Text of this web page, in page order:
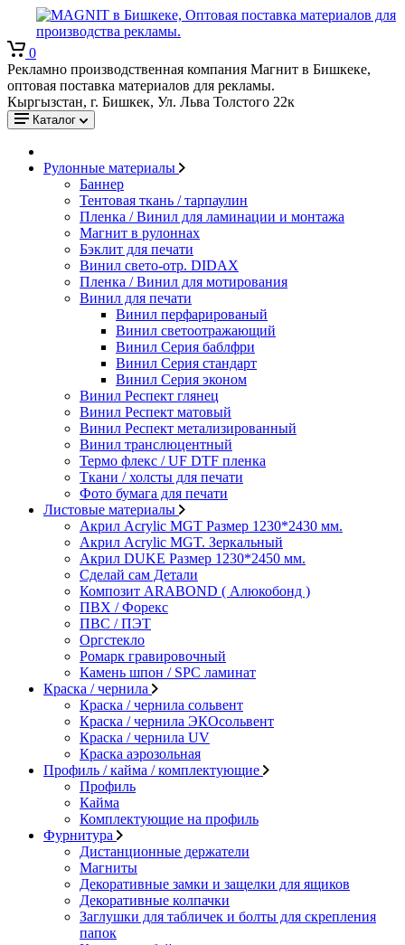
0
Рекламно производственная компания Магнит в Бишкеке,
оптовая поставка материалов для рекламы.
Кыргызстан, г. Бишкек, Ул. Льва Толстого 22к
Каталог
Рулонные материалы
Баннер
Тентовая ткань / тарпаулин
Пленка / Винил для ламинации и монтажа
Магнит в рулоннах
Бэклит для печати
Винил свето-отр. DIDAX
Пленка / Винил для мотирования
Винил для печати
Винил перфарированый
Винил светоотражающий
Винил Серия баблфри
Винил Серия стандарт
Винил Серия эконом
Винил Респект глянец
Винил Респект матовый
Винил Респект метализированный
Винил транслюцентный
Термо флекс / UF DTF пленка
Ткани / холсты для печати
Фото бумага для печати
Листовые материалы
Акрил Acrylic MGT Размер 1230*2430 мм.
Акрил Acrylic MGT. Зеркальный
Акрил DUKE Размер 1230*2450 мм.
Сделай сам Детали
Композит ARABOND ( Алюкобонд )
ПВХ / Форекс
ПВС / ПЭТ
Оргстекло
Ромарк гравировочный
Камень шпон / SPC ламинат
Краска / чернила
Краска / чернила сольвент
Краска / чернила ЭКОсольвент
Краска / чернила UV
Краска аэрозольная
Профиль / кайма / комплектующие
Профиль
Кайма
Комплектующие на профиль
Фурнитура
Дистанционные держатели
Магниты
Декоративные замки и защелки для ящиков
Декоративные колпачки
Заглушки для табличек и болты для скрепления
папок